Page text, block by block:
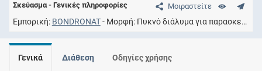
Μοιραστείτε
Σκεύασμα - Γενικές πληροφορίες
Εμπορική BONDRONAT Μορφή Πυκνό διάλυμα για παρασκευή διαλύματος προς έγχυση
Γενικά Διάθεση Οδηγίες χρήσης